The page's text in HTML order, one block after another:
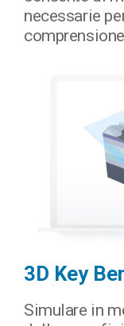
necessarie
3D Key
Simulare in